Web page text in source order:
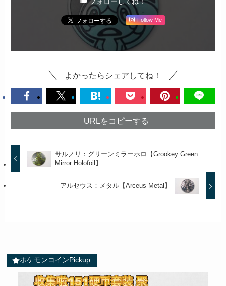
Follow Me
よかったらシェアしてね！
URLをコピーする
サルノリ：グリーンミラーホロ【Grookey Green
Mirror Holofoil】
アルセウス：メタル【Arceus Metal】
ポケモンコインPickup